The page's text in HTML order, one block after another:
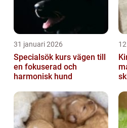
31 januari 2026
Specialsök kurs vägen till
en fokuserad och
harmonisk hund